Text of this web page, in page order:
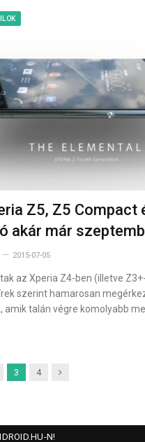
Z5, Z5 Compact
akár már
2015-07-05
az Xperia Z4-ben (illetve
szerint hamarosan
amik talán végre komolyabb
3 4 Next
N!